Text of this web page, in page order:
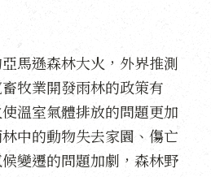
馬遜森林大火，外界推測
牧業開發雨林的政策有
溫室氣體排放的問題更加
中的動物失去家園、傷亡
變遷的問題加劇，森林野